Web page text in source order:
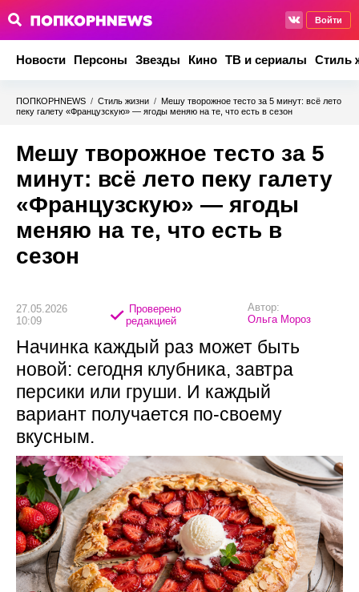
Войти
Новости Персоны Звезды Кино ТВ и сериалы Стиль
ПОПКОРНNEWS / Стиль жизни / Мешу творожное тесто за 5 минут: всё лето
пеку галету «Французскую» — ягоды меняю на те, что есть в сезон
Мешу творожное тесто за 5
минут: всё лето пеку галету
«Французскую» — ягоды
меняю на те, что есть в
сезон
27.05.2026
10:09
Проверено
редакцией
Автор:
Ольга Мороз
Начинка каждый раз может быть
новой: сегодня клубника, завтра
персики или груши. И каждый
вариант получается по-своему
вкусным.